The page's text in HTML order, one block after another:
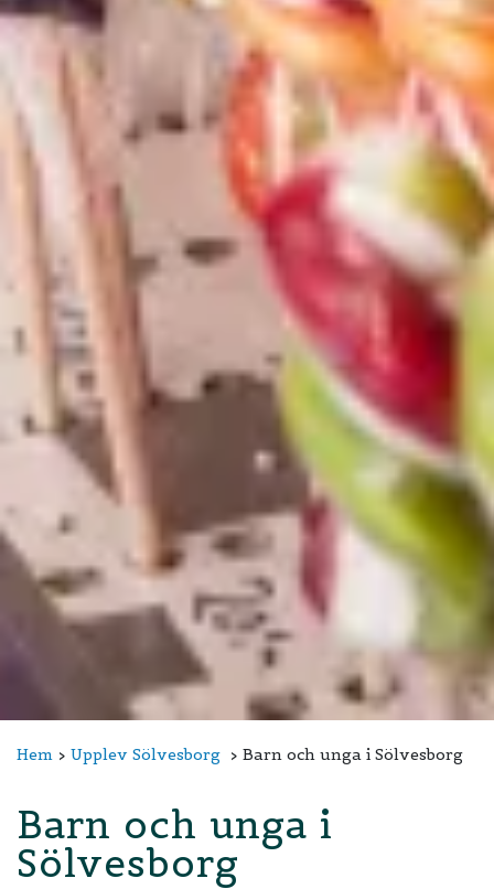
Hem Upplev Sölvesborg Barn och unga i Sölvesborg
Barn och unga i
Sölvesborg